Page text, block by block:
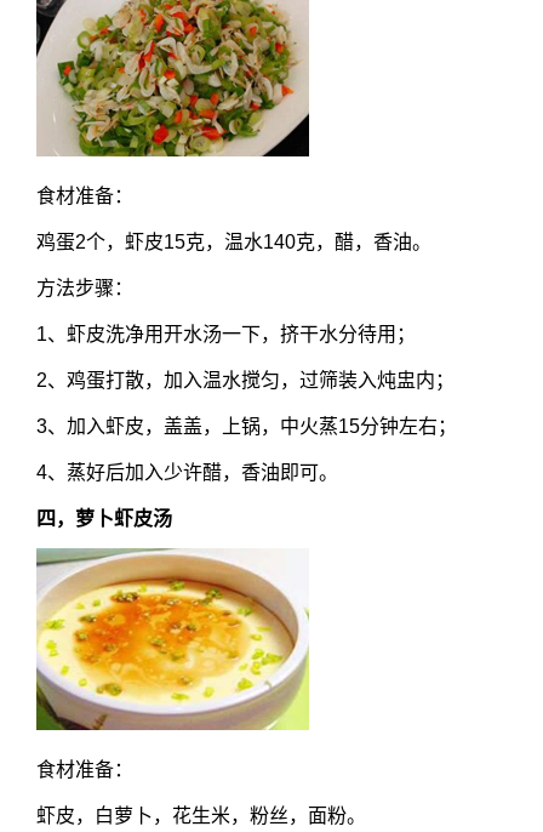
食材准备：
鸡蛋2个，虾皮15克，温水140克，醋，香油。
方法步骤：
1、虾皮洗净用开水汤一下，挤干水分待用；
2、鸡蛋打散，加入温水搅匀，过筛装入炖盅内；
3、加入虾皮，盖盖，上锅，中火蒸15分钟左右；
4、蒸好后加入少许醋，香油即可。
四，萝卜虾皮汤
食材准备：
虾皮，白萝卜，花生米，粉丝，面粉。